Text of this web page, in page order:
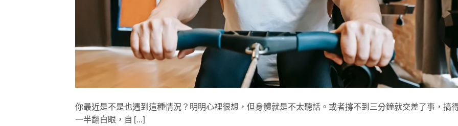
你最近是不是也遇到這種情況？明明心裡很想，但身體就是不太聽話。或者撐不到三分鐘就交差了事，搞
一半翻白眼，自 […]